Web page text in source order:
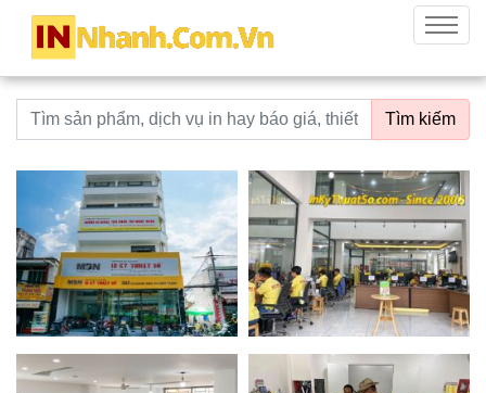
innhanh.com.vn
Menu
Từ khoá tìm kiếm Tìm kiếm